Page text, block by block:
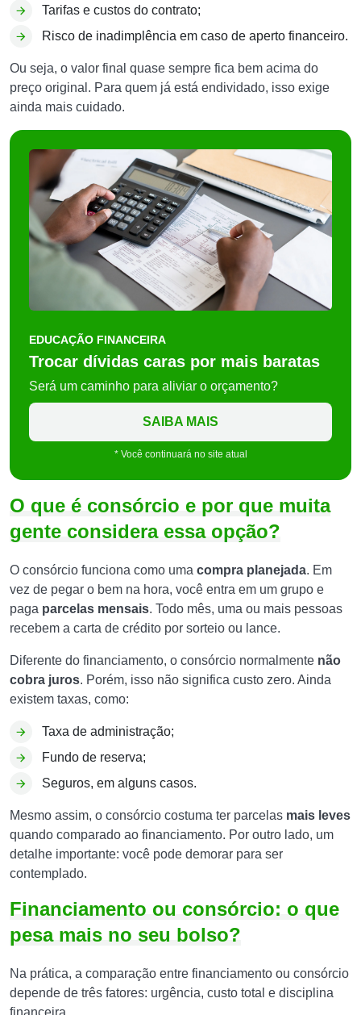
Tarifas e custos do contrato;
Risco de inadimplência em caso de aperto financeiro.
Ou seja, o valor final quase sempre fica bem acima do
preço original. Para quem já está endividado, isso exige
ainda mais cuidado.
EDUCAÇÃO FINANCEIRA
Trocar dívidas caras por mais baratas
Será um caminho para aliviar o orçamento?
SAIBA MAIS
* Você continuará no site atual
O que é consórcio e por que muita
gente considera essa opção?
O consórcio funciona como uma compra planejada. Em
vez de pegar o bem na hora, você entra em um grupo e
paga parcelas mensais. Todo mês, uma ou mais pessoas
recebem a carta de crédito por sorteio ou lance.
Diferente do financiamento, o consórcio normalmente não
cobra juros. Porém, isso não significa custo zero. Ainda
existem taxas, como:
Taxa de administração;
Fundo de reserva;
Seguros, em alguns casos.
Mesmo assim, o consórcio costuma ter parcelas mais leves
quando comparado ao financiamento. Por outro lado, um
detalhe importante: você pode demorar para ser
contemplado.
Financiamento ou consórcio: o que
pesa mais no seu bolso?
Na prática, a comparação entre financiamento ou consórcio
depende de três fatores: urgência, custo total e disciplina
financeira.